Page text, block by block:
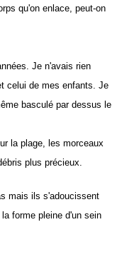
qu'on enlace, peut-on
Je n'avais rien
celui de mes enfants. Je
basculé par dessus le
la plage, les morceaux
plus précieux.
mais ils s'adoucissent
forme pleine d'un sein